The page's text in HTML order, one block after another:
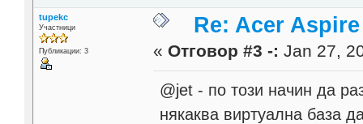
tupekc
Участници
Публикации: 3
Re: Acer
« Отговор #3 -: Jan 27,
@jet - по този начин да
някаква виртуална база